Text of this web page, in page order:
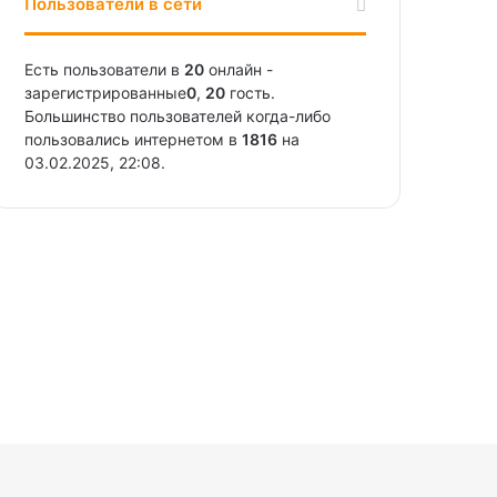
Есть пользователи в 20 онлайн -
зарегистрированные0, 20 гость.
Большинство пользователей когда-либо
пользовались интернетом в1816 на
03.02.2025, 22:08.